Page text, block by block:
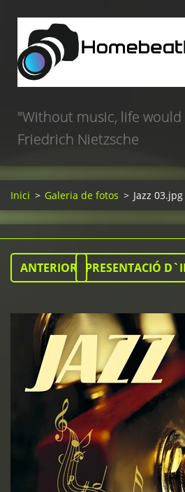
"Without music, life would
Friedrich Nietzsche
Inici > Galeria de fotos > Jazz 03.jpg
ANTERIOR PRESENTACIÓ